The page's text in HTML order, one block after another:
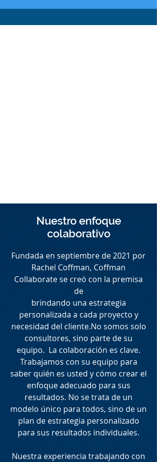
Nuestro enfoque
colaborativo
Fundada en septiembre de 2021 por
Rachel Coffman, Coffman
Collaborate se creó con la premisa
de
brindando una estrategia
personalizada a cada proyecto y
necesidad del cliente.No somos solo
consultores, sino parte de su
equipo. La colaboración es clave.
Trabajamos con su equipo para
saber quién es usted y cómo crear el
enfoque adecuado para sus
resultados. No se trata de un
modelo único para todos, sino de un
plan de estrategia personalizado
para sus resultados individuales.
Nuestra experiencia trabajando con